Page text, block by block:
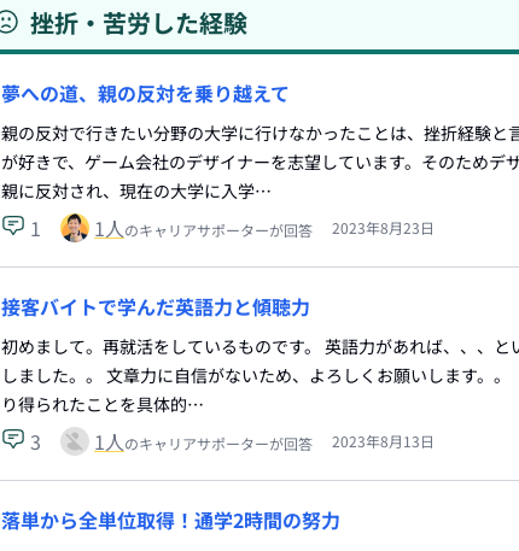
挫折・苦労した経験
夢への道、親の反対を乗り越えて
親の反対で行きたい分野の大学に行けなかったことは、挫折経験
が好きで、ゲーム会社のデザイナーを志望しています。そのためデ
親に反対され、現在の大学に入学…
1 1人のキャリアサポーターが回答 2023年8月23日
接客バイトで学んだ英語力と傾聴力
初めまして。再就活をしているものです。 英語力があれば、、、
しました。。 文章力に自信がないため、よろしくお願いします。
り得られたことを具体的…
3 1人のキャリアサポーターが回答 2023年8月13日
落単から全単位取得！通学2時間の努力